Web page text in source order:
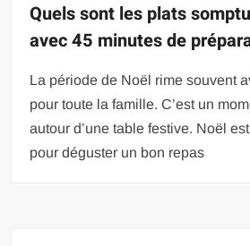
Quels sont les plats
avec 45 minutes de
La période de Noël rime souvent
pour toute la famille. C’est un
autour d’une table festive. Noël
pour déguster un bon repas